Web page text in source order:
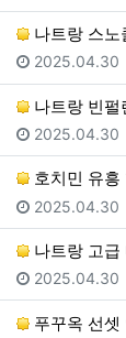
나트랑 스
등록일
2025.04.30
나트랑 빈
등록일
2025.04.30
호치민 유흥
등록일
2025.04.30
나트랑 고
등록일
2025.04.30
푸꾸옥 선